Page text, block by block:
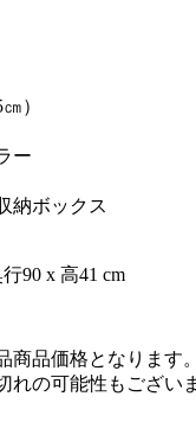
）
ー
納ボックス
90 x 高41 cm
商品価格となります
れの可能性もござい